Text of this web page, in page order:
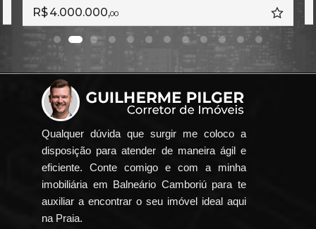
00
Qualquer dúvida que surgir me coloco a
disposição para atender de maneira ágil e
eficiente. Conte comigo e com a minha
imobiliária em Balneário Camboriú para te
auxiliar a encontrar o seu imóvel ideal aqui
na Praia.